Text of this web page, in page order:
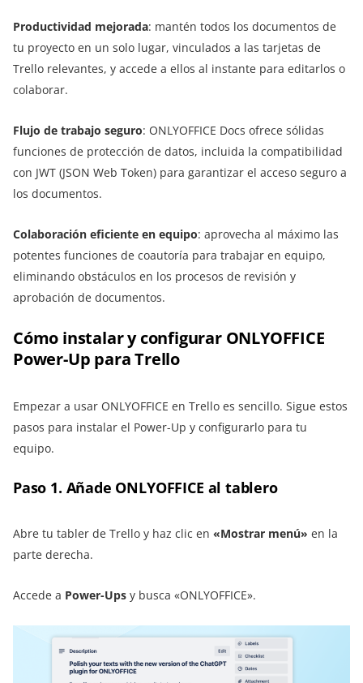
Productividad mejorada: mantén todos los documentos de
tu proyecto en un solo lugar, vinculados a las tarjetas de
Trello relevantes, y accede a ellos al instante para editarlos o
colaborar.
Flujo de trabajo seguro: ONLYOFFICE Docs ofrece sólidas
funciones de protección de datos, incluida la compatibilidad
con JWT (JSON Web Token) para garantizar el acceso seguro a
los documentos.
Colaboración eficiente en equipo: aprovecha al máximo las
potentes funciones de coautoría para trabajar en equipo,
eliminando obstáculos en los procesos de revisión y
aprobación de documentos.
Cómo instalar y configurar ONLYOFFICE
Power-Up para Trello
Empezar a usar ONLYOFFICE en Trello es sencillo. Sigue estos
pasos para instalar el Power-Up y configurarlo para tu
equipo.
Paso 1. Añade ONLYOFFICE al tablero
Abre tu tabler de Trello y haz clic en «Mostrar menú» en la
parte derecha.
Accede a Power-Ups y busca «ONLYOFFICE».